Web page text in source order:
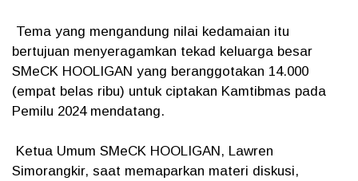
Tema yang mengandung nilai kedamaian itu
bertujuan menyeragamkan tekad keluarga besar
SMeCK HOOLIGAN yang beranggotakan 14.000
(empat belas ribu) untuk ciptakan Kamtibmas pada
Pemilu 2024 mendatang.
Ketua Umum SMeCK HOOLIGAN, Lawren
Simorangkir, saat memaparkan materi diskusi,